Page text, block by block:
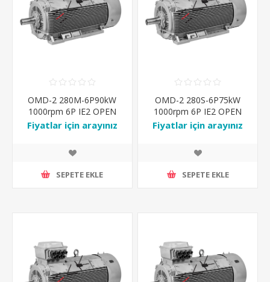
OMD-2 280M-6P90kW
1000rpm 6P IE2 OPEN
DRIP PROOF IP23 IM-B3
Ral7031
Fiyatlar için arayınız
SEPETE EKLE
OMD-2 280S-6P75kW
1000rpm 6P IE2 OPEN
DRIP PROOF IP23 IM-B3
Ral7031
Fiyatlar için arayınız
SEPETE EKLE